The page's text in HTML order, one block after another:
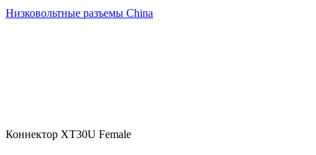
Низковольтные разъемы China
Коннектор XT30U Female